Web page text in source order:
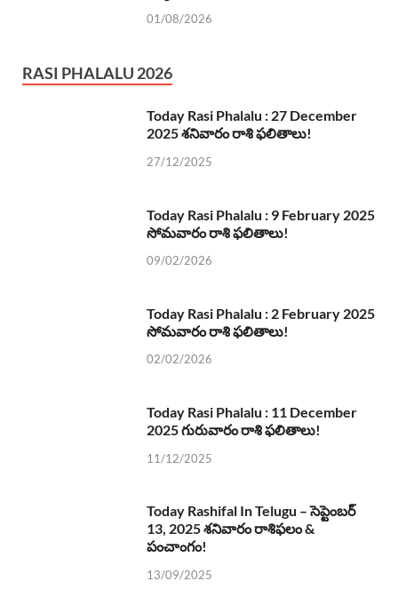
01/08/2026
RASI PHALALU 2026
Today Rasi Phalalu : 27 December
2025 శనివారం రాశి ఫలితాలు!
27/12/2025
Today Rasi Phalalu : 9 February 2025
సోమవారం రాశి ఫలితాలు!
09/02/2026
Today Rasi Phalalu : 2 February 2025
సోమవారం రాశి ఫలితాలు!
02/02/2026
Today Rasi Phalalu : 11 December
2025 గురువారం రాశి ఫలితాలు!
11/12/2025
Today Rashifal In Telugu – సెప్టెంబర్
13, 2025 శనివారం రాశిఫలం &
పంచాంగం!
13/09/2025